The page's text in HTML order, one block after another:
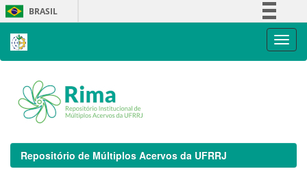
Skip
navigation
BRASIL
Repositório de Múltiplos Acervos da UFRRJ